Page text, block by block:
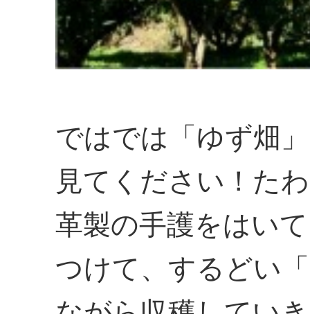
ではでは「ゆず畑
見てください！た
革製の手護をはい
つけて、するどい